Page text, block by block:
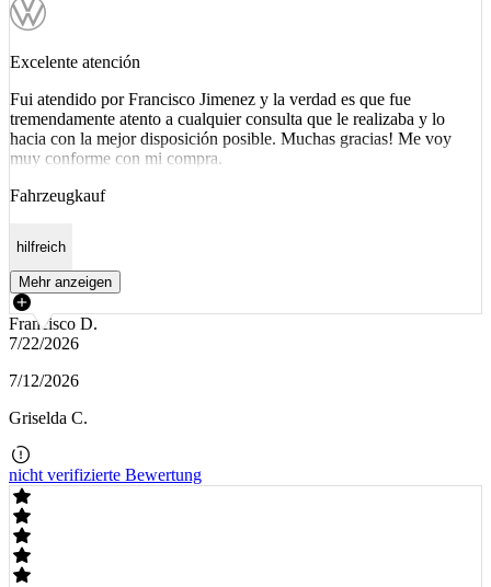
Excelente atención
Fui atendido por Francisco Jimenez y la verdad es que fue
tremendamente atento a cualquier consulta que le realizaba y lo
hacia con la mejor disposición posible. Muchas gracias! Me voy
muy conforme con mi compra.
Fahrzeugkauf
hilfreich
Mehr anzeigen
Francisco D.
7/22/2026
7/12/2026
Griselda C.
nicht verifizierte Bewertung